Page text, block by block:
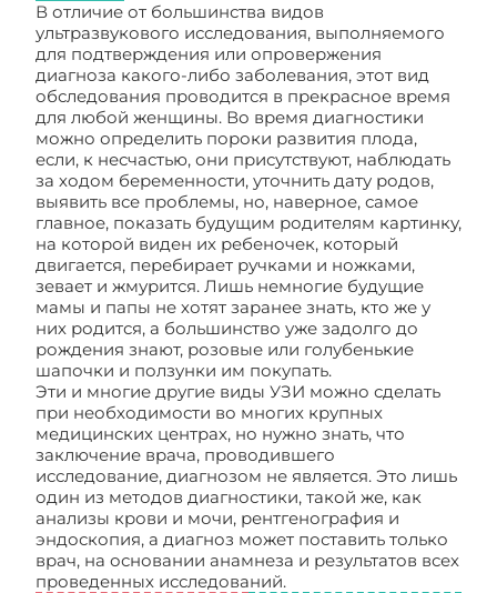
В отличие от большинства видов
ультразвукового исследования, выполняемого
для подтверждения или опровержения
диагноза какого-либо заболевания, этот вид
обследования проводится в прекрасное время
для любой женщины. Во время диагностики
можно определить пороки развития плода,
если, к несчастью, они присутствуют, наблюдать
за ходом беременности, уточнить дату родов,
выявить все проблемы, но, наверное, самое
главное, показать будущим родителям картинку,
на которой виден их ребеночек, который
двигается, перебирает ручками и ножками,
зевает и жмурится. Лишь немногие будущие
мамы и папы не хотят заранее знать, кто же у
них родится, а большинство уже задолго до
рождения знают, розовые или голубенькие
шапочки и ползунки им покупать.
Эти и многие другие виды УЗИ можно сделать
при необходимости во многих крупных
медицинских центрах, но нужно знать, что
заключение врача, проводившего
исследование, диагнозом не является. Это лишь
один из методов диагностики, такой же, как
анализы крови и мочи, рентгенография и
эндоскопия, а диагноз может поставить только
врач, на основании анамнеза и результатов всех
проведенных исследований.